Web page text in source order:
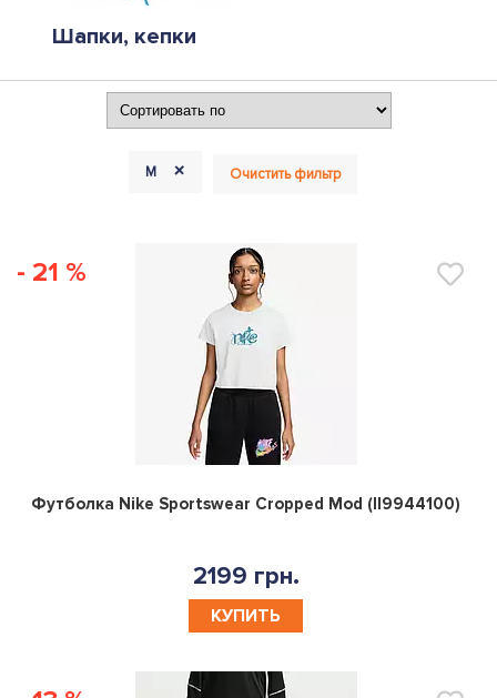
Шапки, кепки
M + Очистить фильтр
- 21 %
0
Футболка Nike Sportswear Cropped Mod (II9944100)
2199 грн.
КУПИТЬ